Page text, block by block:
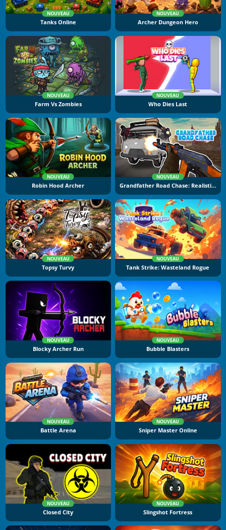
NOUVEAU
Tanks Online
NOUVEAU
Archer Dungeon Hero
NOUVEAU
Farm Vs Zombies
NOUVEAU
Who Dies Last
NOUVEAU
Robin Hood Archer
NOUVEAU
Grandfather Road Chase: Realistic Shooter
NOUVEAU
Topsy Turvy
NOUVEAU
Tank Strike: Wasteland Rogue
NOUVEAU
Blocky Archer Run
NOUVEAU
Bubble Blasters
NOUVEAU
Battle Arena
NOUVEAU
Sniper Master Online
NOUVEAU
Closed City
NOUVEAU
Slingshot Fortress